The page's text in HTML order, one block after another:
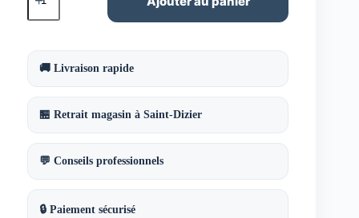
d’odeurs
fraicheur
thé
vert
🚚 Livraison rapide
🏪 Retrait magasin à Saint-Dizier
💬 Conseils professionnels
🔒 Paiement sécurisé